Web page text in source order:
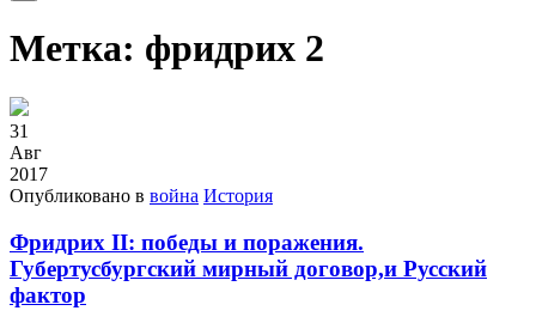
Метка: фридрих 2
31
Авг
2017
Опубликовано в война История
Фридрих II: победы и поражения.
Губертусбургский мирный договор,и Русский
фактор